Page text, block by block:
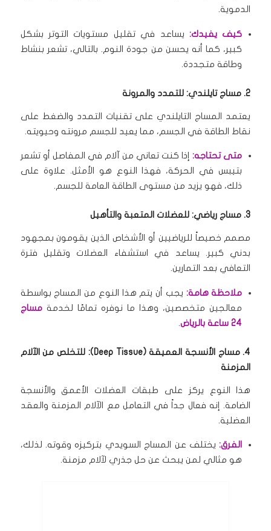
الدموية.
كيف يفيدك:يساعد في تقليل مستويات التوتر بشكل
كبير، كما أنه يحسن من جودة النوم. بالتالي، تشعر بنشاط
وطاقة متجددة.
2. مساج تايلندي: للتمدد والمرونة
يعتمد المساج التايلندي على تقنيات التمدد والضغط على
نقاط الطاقة في الجسم، مما يعيد للجسم مرونته وحيويته.
متى تحتاجه:إذا كنت تعاني من آلام في المفاصل أو تشعر
بتيبس في الحركة، فهذا النوع هو الأمثل. علاوة على
ذلك، فهو يزيد من مستوى الطاقة العامة للجسم.
3. مساج رياضي: للعضلات المتعبة والتأهيل
مصمم خصيصاً للرياضيين أو الأشخاص الذين يقومون بمجهود
بدني كبير. يساعد في استشفاء العضلات وتقليل فترة
التعافي بعد التمارين.
ملاحظة هامة: يجب أن يتم هذا النوع من المساج بواسطة
معالجين متخصصين، وهذا ما نوفره تمامًا لخدمةمساج
24 ساعة بالرياض
.
4. مساج الأنسجة العميقة (Deep Tissue): للتخلص من الآلام
المزمنة
هذا النوع يركز على طبقات العضلات الأعمق والأنسجة
الضامة. إنه فعال جداً في التعامل مع الآلام المزمنة والعقد
العضلية.
الفرق:يختلف عن المساج السويدي بتركيزه وقوته.لذلك،
هو مثالي لمن يبحث عن حل جذري لآلام مزمنة.